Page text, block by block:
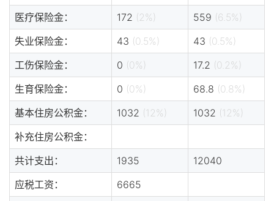
医疗保险金：
172 (2%) 559 (6.5%)
失业保险金：
43 (0.5%) 43 (0.5%)
工伤保险金：
0 (0%) 17.2 (0.2%)
生育保险金：
0 (0%) 68.8 (0.8%)
基本住房公积金：
1032 (12%) 1032 (12%)
补充住房公积金：
共计支出：
1935
12040
应税工资：
6665